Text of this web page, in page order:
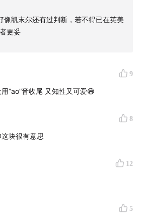
多要素交织，从量变到质变
伊丽莎白一世女王
王们试图扩大国王权力
王成为摆设
之争
啡馆
播方式
像凯末尔还有过判断，若不得已在英美
更妥
9
马老师说话好喜欢用“ao”音收尾 又知性又可爱😄
8
块很有意思
12
5